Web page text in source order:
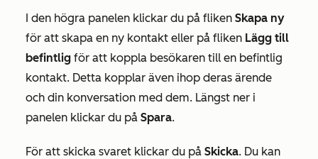
I den högra panelen klickar du på fliken Skapa ny
för att skapa en ny kontakt eller på fliken Lägg till
befintlig för att koppla besökaren till en befintlig
kontakt. Detta kopplar även ihop deras ärende
och din konversation med dem. Längst ner i
panelen klickar du på Spara.
För att skicka svaret klickar du på Skicka. Du kan